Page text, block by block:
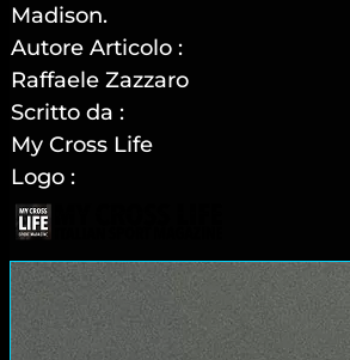
Madison.
Autore Articolo :
Raffaele Zazzaro
Scritto da :
My Cross Life
Logo :